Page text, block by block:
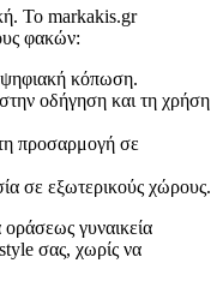
Το markakis.gr
φακών:
κόπωση.
οδήγηση και τη χρήση
προσαρμογή σε
σε εξωτερικούς χώρους.
γυναικεία
σας, χωρίς να